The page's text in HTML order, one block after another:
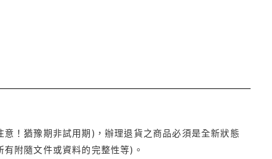
！猶豫期非試用期)，辦理退貨之商品必須是全新狀態
附隨文件或資料的完整性等)。